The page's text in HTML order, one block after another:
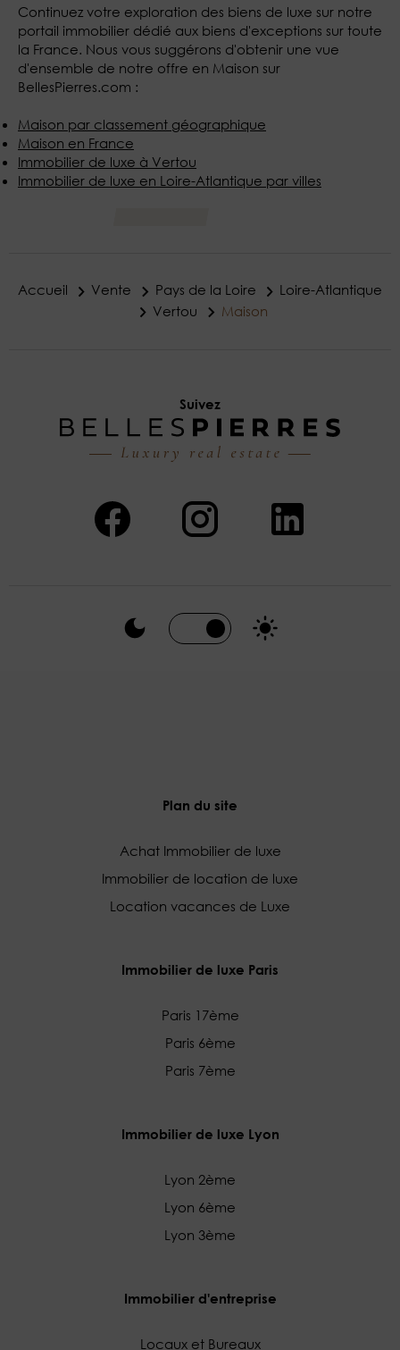
Continuez votre exploration des biens de luxe sur notre
portail immobilier dédié aux biens d'exceptions sur toute
la France. Nous vous suggérons d'obtenir une vue
d'ensemble de notre offre en Maison sur
BellesPierres.com :
Maison par classement géographique
Maison en France
Immobilier de luxe à Vertou
Immobilier de luxe en Loire-Atlantique par villes
Accueil Vente Pays de la Loire
Loire-Atlantique
Vertou
Maison
Suivez
Plan du site
Achat Immobilier de luxe
Immobilier de location de luxe
Location vacances de Luxe
Immobilier de luxe Paris
Paris 17ème
Paris 6ème
Paris 7ème
Immobilier de luxe Lyon
Lyon 2ème
Lyon 6ème
Lyon 3ème
Immobilier d'entreprise
Locaux et Bureaux